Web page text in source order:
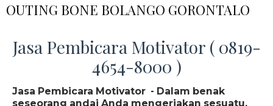
OUTING BONE BOLANGO GORONTALO
Jasa Pembicara Motivator ( 0819-
4654-8000 )
Jasa Pembicara Motivator - Dalam benak
seseorang andai Anda mengerjakan sesuatu,